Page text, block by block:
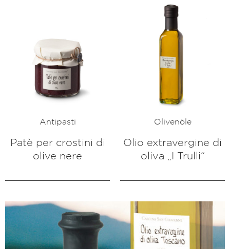
Antipasti
Patè per crostini di
olive nere
Olivenöle
Olio extravergine di
oliva „I Trulli“